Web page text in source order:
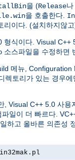
을 (Release나
을 호출한다.
리이다. (설치하지않
형식이다. Visual
소스파일을 수정하면
메뉴, Configuration
렉토리가 있는 경우에
, Visual C++ 5.0 사용
파일이 더 빠르다.
하고 올바른 의존성